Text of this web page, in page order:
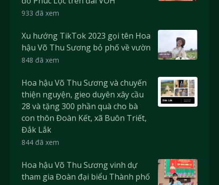
933 đã xem
Xu hướng TikTok 2023 gọi tên Hoa
hậu Võ Thu Sương bỏ phố về vườn
848 đã xem
Hoa hậu Võ Thu Sương và chuyến
thiện nguyện, gieo duyên xây cầu
28 và tặng 300 phần quà cho bà
con thôn Đoàn Kết, xã Buôn Triết,
Đắk Lắk
844 đã xem
Hoa hậu Võ Thu Sương vinh dự
tham gia Đoàn đại biểu Thành phố